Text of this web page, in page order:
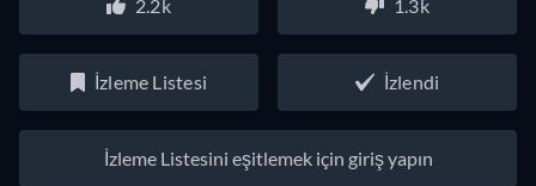
2.2k 1.3k
İzleme Listesi İzlendi
İzleme Listesini eşitlemek için giriş yapın